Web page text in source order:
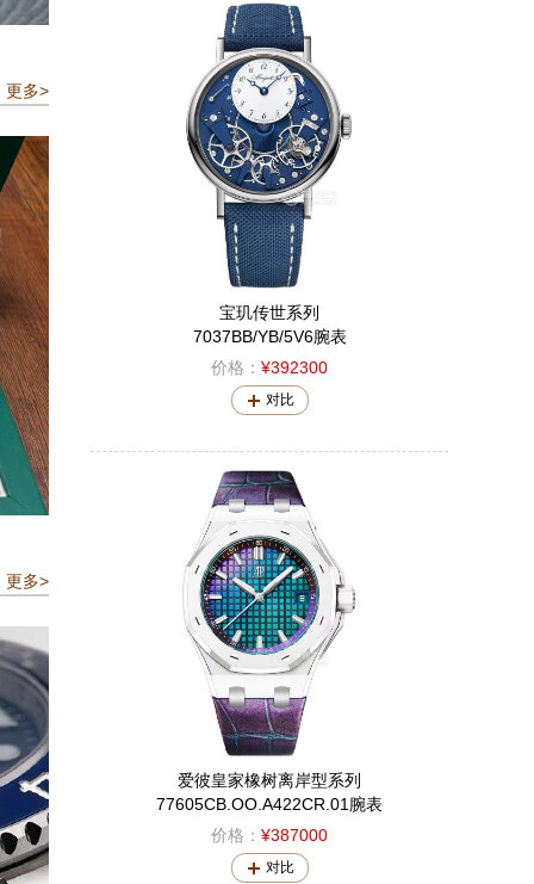
更多>
更多>
宝玑传世系列
7037BB/YB/5V6腕表
价格： ¥392300
对比
爱彼皇家橡树离岸型系列
77605CB.OO.A422CR.01腕表
价格： ¥387000
对比